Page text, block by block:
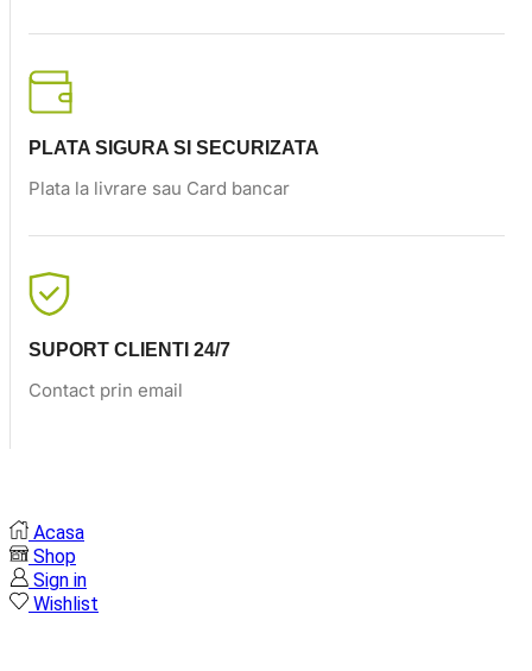
PLATA SIGURA SI SECURIZATA
Plata la livrare sau Card bancar
SUPORT CLIENTI 24/7
Contact prin email
Acasa
Shop
Sign in
Wishlist